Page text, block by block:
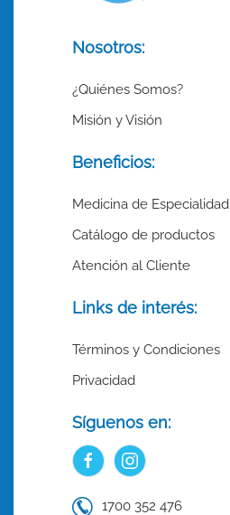
Nosotros:
¿Quiénes Somos?
Misión y Visión
Beneficios:
Medicina de Especialidad
Catálogo de productos
Atención al Cliente
Links de interés:
Términos y Condiciones
Privacidad
Síguenos en:
1700 352 476